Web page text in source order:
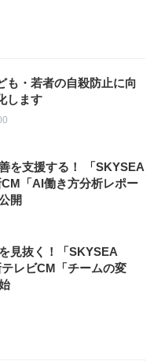
も・若者の自殺防止に向
します
を支援する！ 「SKYSEA
「AI働き方分析レポー
開
見抜く！「SKYSEA
レビCM「チームの変